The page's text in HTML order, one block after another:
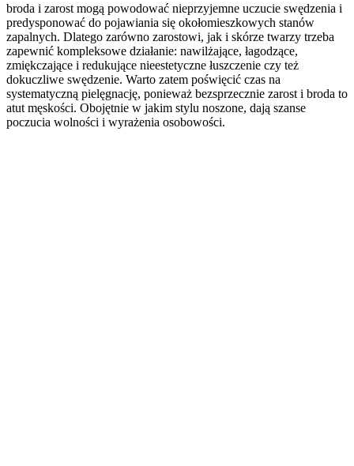
broda i zarost mogą powodować nieprzyjemne uczucie swędzenia i
predysponować do pojawiania się okołomieszkowych stanów
zapalnych. Dlatego zarówno zarostowi, jak i skórze twarzy trzeba
zapewnić kompleksowe działanie: nawilżające, łagodzące,
zmiękczające i redukujące nieestetyczne łuszczenie czy też
dokuczliwe swędzenie. Warto zatem poświęcić czas na
systematyczną pielęgnację, ponieważ bezsprzecznie zarost i broda to
atut męskości. Obojętnie w jakim stylu noszone, dają szanse
poczucia wolności i wyrażenia osobowości.